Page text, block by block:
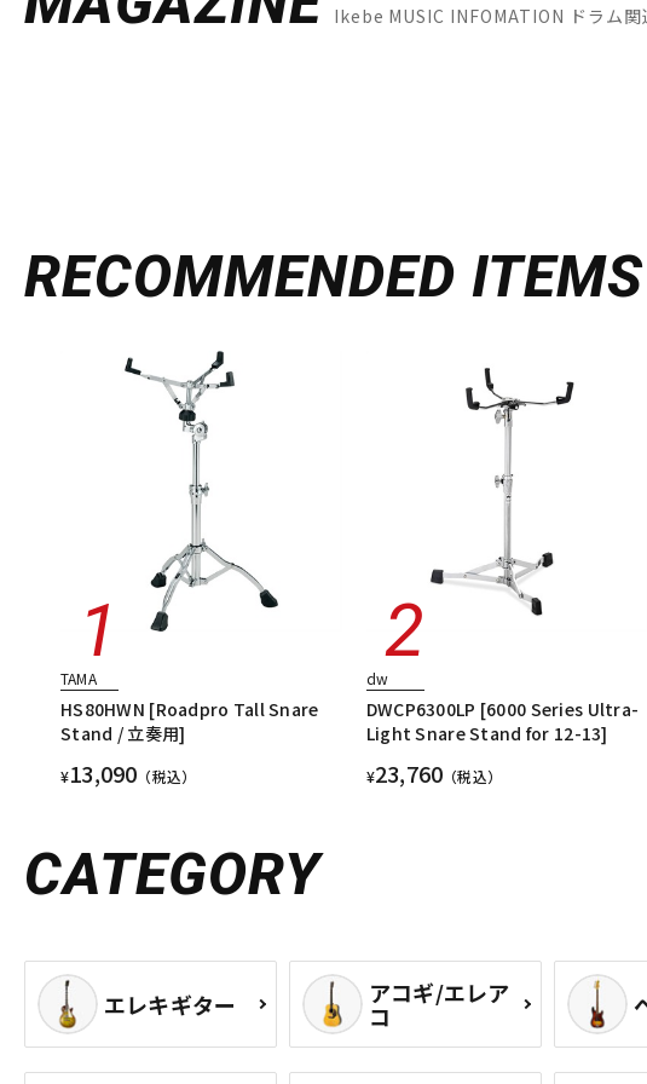
Ikebe MUSIC INFOMATION ドラム関
RECOMMENDED ITEMS
TAMA
HS80HWN [Roadpro Tall Snare
Stand / 立奏用]
¥13,090 （税込）
dw
DWCP6300LP [6000 Series Ultra-
Light Snare Stand for 12-13]
¥23,760 （税込）
CATEGORY
エレキギター アコギ/エレア
コ